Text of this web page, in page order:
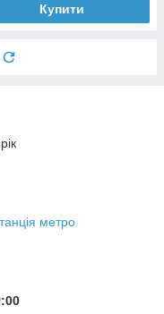
Купити
метро